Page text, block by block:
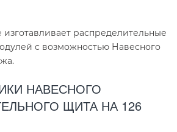
распределительные
с возможностью Навесного
НАВЕСНОГО
ЩИТА НА 126